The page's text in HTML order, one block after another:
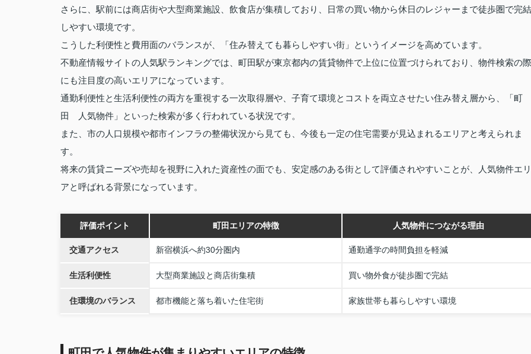
さらに、駅前には商店街や大型商業施設、飲食店が集積しており、日常の買い物から休日のレジャーまで徒歩圏で完結
しやすい環境です。
こうした利便性と費用面のバランスが、「住み替えても暮らしやすい街」というイメージを高めています。
不動産情報サイトの人気駅ランキングでは、町田駅が東京都内の賃貸物件で上位に位置づけられており、物件検索の際
にも注目度の高いエリアになっています。
通勤利便性と生活利便性の両方を重視する一次取得層や、子育て環境とコストを両立させたい住み替え層から、「町
田 人気物件」といった検索が多く行われている状況です。
また、市の人口規模や都市インフラの整備状況から見ても、今後も一定の住宅需要が見込まれるエリアと考えられま
す。
将来の賃貸ニーズや売却を視野に入れた資産性の面でも、安定感のある街として評価されやすいことが、人気物件エリ
アと呼ばれる背景になっています。
評価ポイント 町田エリアの特徴 人気物件につながる理由
交通アクセス 新宿横浜へ約30分圏内 通勤通学の時間負担を軽減
生活利便性 大型商業施設と商店街集積 買い物外食が徒歩圏で完結
住環境のバランス 都市機能と落ち着いた住宅街 家族世帯も暮らしやすい環境